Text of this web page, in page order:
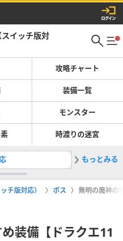
スイッチ版対
攻略チャート
装備一覧
モンスター
時渡りの迷宮
2取り返
もっとみる
チ版対応） ボス 無明の魔神の
装備【ドラクエ11